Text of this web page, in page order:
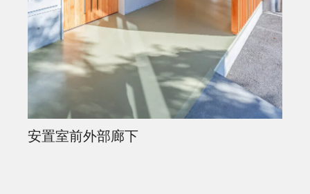
安置室前外部廊下